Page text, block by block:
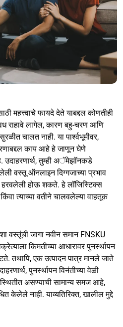
महत्त्वाचे फायदे देते याबद्दल कोणतीही
राहावे लागेल, कारण बहु-चरण आणि
चालत नाही. या पार्श्वभूमीवर,
काय आहे हे जाणून घेणे
उदाहरणार्थ, तुम्ही अॅमेझॉनकडे
वस्तू ऑनलाइन दिग्गजाच्या प्रभाव
हरवलेली होऊ शकते. हे लॉजिस्टिक्स
त्याच्या वतीने चालवलेल्या वाहतूक
वस्तूंची जागा नवीन समान FNSKU
किंमतीच्या आधारावर पुनर्स्थापन
तथापि, एक उत्पादन पात्र मानले जाते
पुनर्स्थापन विनंतीच्या वेळी
स्थितीत असण्याची सामान्य समज आहे,
केलेले नाही. याव्यतिरिक्त, खालील मुद्दे